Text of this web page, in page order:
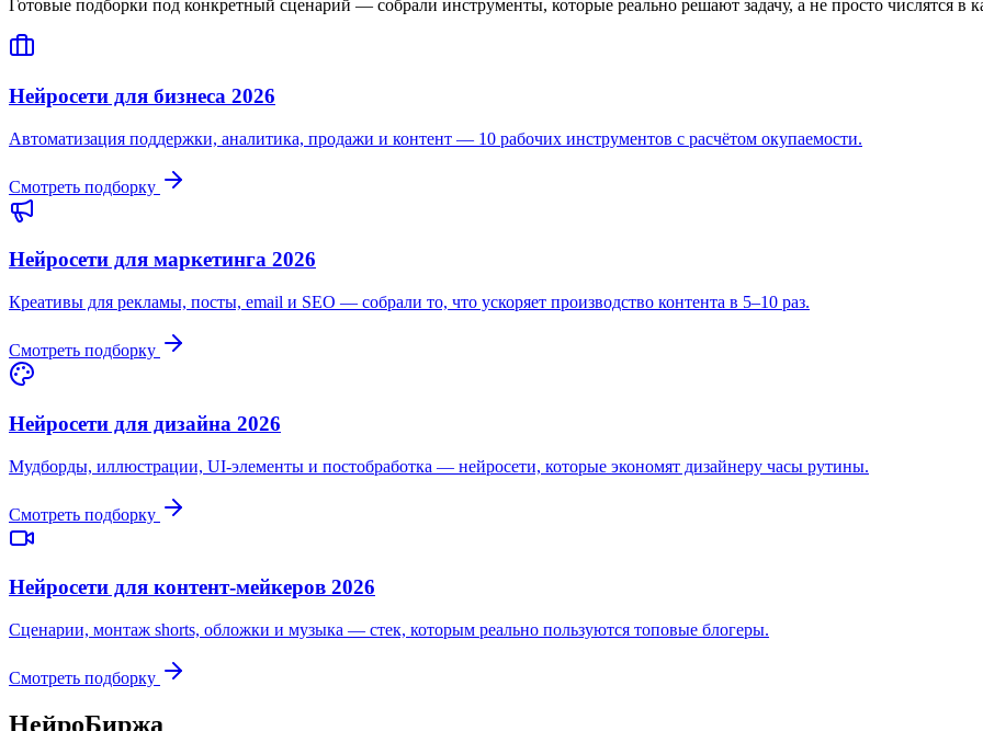
Готовые подборки под конкретный сценарий — собрали инструменты, которые реально решают задачу, а не просто числятся в
Нейросети для бизнеса 2026
Автоматизация поддержки, аналитика, продажи и контент — 10 рабочих инструментов с расчётом окупаемости.
Смотреть подборку
Нейросети для маркетинга 2026
Креативы для рекламы, посты, email и SEO — собрали то, что ускоряет производство контента в 5–10 раз.
Смотреть подборку
Нейросети для дизайна 2026
Мудборды, иллюстрации, UI-элементы и постобработка — нейросети, которые экономят дизайнеру часы рутины.
Смотреть подборку
Нейросети для контент-мейкеров 2026
Сценарии, монтаж shorts, обложки и музыка — стек, которым реально пользуются топовые блогеры.
Смотреть подборку
НейроБиржа